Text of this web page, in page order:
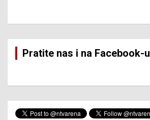
Pratite nas i na Facebook-u